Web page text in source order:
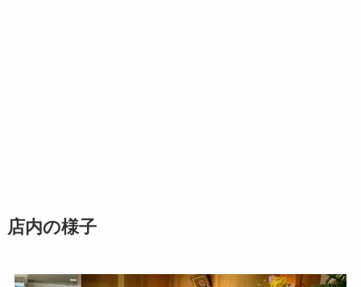
店内の様子